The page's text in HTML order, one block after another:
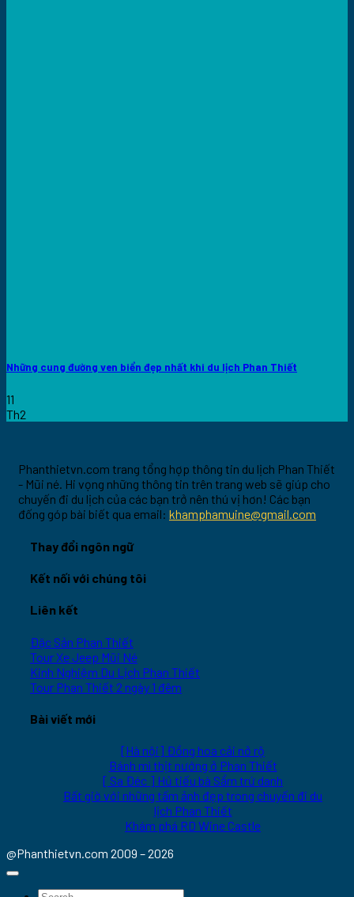
Những cung đường ven biển đẹp nhất khi du lịch Phan Thiết
11
Th2
Phanthietvn.com trang tổng hợp thông tin du lịch Phan Thiết
- Mũi né. Hi vọng những thông tin trên trang web sẽ giúp cho
chuyến đi du lịch của các bạn trở nên thú vị hơn! Các bạn
đống góp bài biết qua email: khamphamuine@gmail.com
Thay đổi ngôn ngữ
Kết nối với chúng tôi
Liên kết
Đặc Sản Phan Thiết
Tour Xe Jeep Mũi Né
Kinh Nghiệm Du Lịch Phan Thiết
Tour Phan Thiết 2 ngày 1 đêm
Bài viết mới
[Hà nội] Đồng hoa cải nở rộ
Bánh mì thịt nướng ở Phan Thiết
[ Sa Đéc ] Hủ tiếu bà Sẩm trứ danh
Bất giờ với những tấm ảnh đẹp trong chuyến đi du
lịch Phan Thiết
Khám phá RD Wine Castle
@Phanthietvn.com 2009 – 2026